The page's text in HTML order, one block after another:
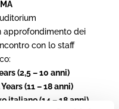
approfondimento dei
con lo staff
(2,5 – 10 anni)
(11 – 18 anni)
italiano (14 – 18 anni)